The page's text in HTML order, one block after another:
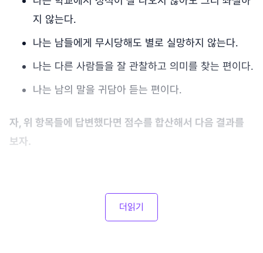
지 않는다.
나는 남들에게 무시당해도 별로 실망하지 않는다.
나는 다른 사람들을 잘 관찰하고 의미를 찾는 편이다.
나는 남의 말을 귀담아 듣는 편이다.
자, 위 항목들에 답변했다면 점수를 합산해서 다음 결과를
보자.
더읽기